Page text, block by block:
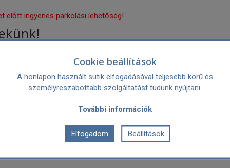
előtt ingyenes parkolási lehetőség!
Cookie beállítások
A honlapon használt sütik elfogadásával teljesebb körű és
személyreszabottabb szolgáltatást tudunk nyújtani.
További információk
Elfogadom Beállítások